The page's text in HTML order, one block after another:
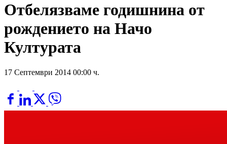
Отбелязваме годишнина от
рождението на Начо
Културата
17 Септември 2014 00:00 ч.